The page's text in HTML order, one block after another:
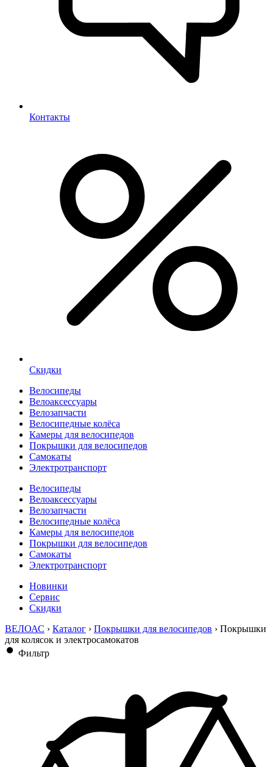
Контакты
Скидки
Велосипеды
Велоаксессуары
Велозапчасти
Велосипедные колёса
Камеры для велосипедов
Покрышки для велосипедов
Самокаты
Электротранспорт
Велосипеды
Велоаксессуары
Велозапчасти
Велосипедные колёса
Камеры для велосипедов
Покрышки для велосипедов
Самокаты
Электротранспорт
Новинки
Сервис
Скидки
ВЕЛОАС › Каталог › Покрышки для велосипедов › Покрышки
для колясок и электросамокатов
Фильтр